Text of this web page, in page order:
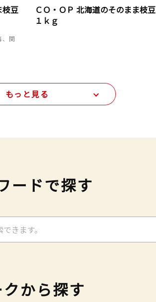
枝豆
関
ＣＯ・ＯＰ 北海道のそのまま枝豆
１ｋｇ
もっと見る
ードで探す
から探す